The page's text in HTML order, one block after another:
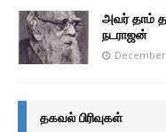
அவர் தாம்
நடராஜன்
December
தகவல் பிரிவுகள்